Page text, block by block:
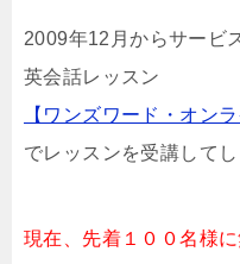
2009年12月からサービ
英会話レッスン
【ワンズワード・オンラ
でレッスンを受講してし
現在、先着１００名様